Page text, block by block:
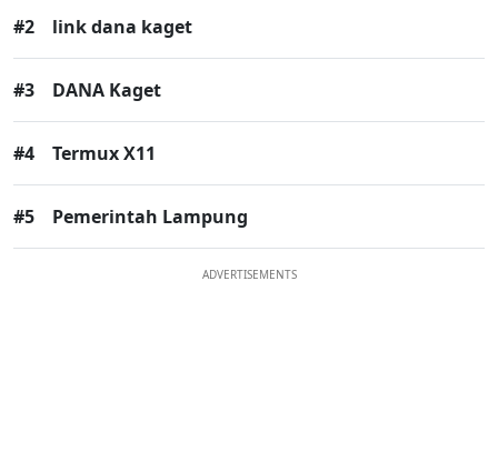
#2 link dana kaget
#3 DANA Kaget
#4 Termux X11
#5 Pemerintah Lampung
ADVERTISEMENTS